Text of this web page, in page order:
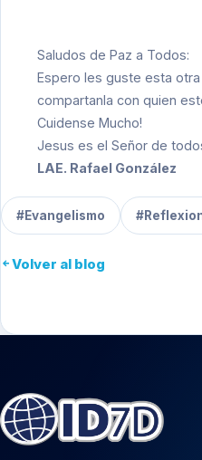
Saludos de Paz a Todos:
Espero les guste esta
compartanla con quien
Cuidense Mucho!
Jesus es el Señor de
LAE. Rafael González
#Evangelismo
Volver al blog